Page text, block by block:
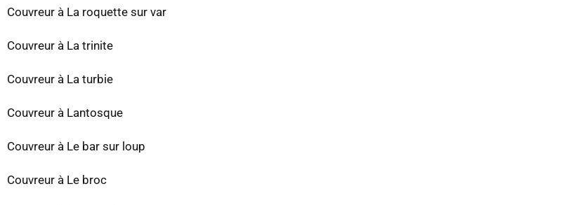
Couvreur à La roquette sur var
Couvreur à La trinite
Couvreur à La turbie
Couvreur à Lantosque
Couvreur à Le bar sur loup
Couvreur à Le broc